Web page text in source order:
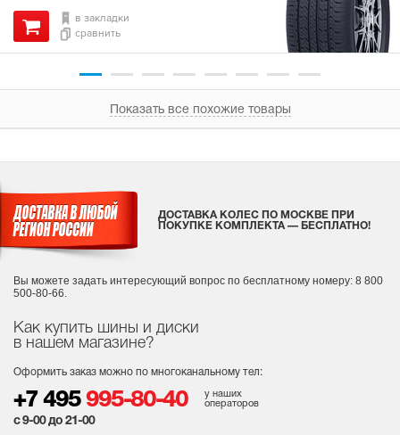
в закладки
сравнить
Показать все похожие товары
Как купить шины и диски
в нашем магазине?
Оформить заказ можно по многоканальному тел:
+7 495 995-80-40
у наших
операторов
с 9-00 до 21-00
ДОСТАВКА КОЛЕС ПО МОСКВЕ ПРИ
ПОКУПКЕ КОМПЛЕКТА — БЕСПЛАТНО!
Вы можете задать интересующий вопрос по бесплатному номеру: 8 800
500-80-66.